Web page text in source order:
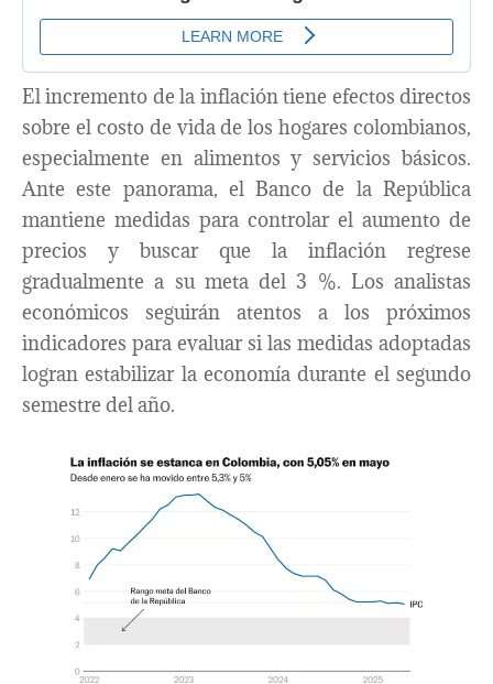
El incremento de la inflación tiene efectos directos
sobre el costo de vida de los hogares colombianos,
especialmente en alimentos y servicios básicos.
Ante este panorama, el Banco de la República
mantiene medidas para controlar el aumento de
precios y buscar que la inflación regrese
gradualmente a su meta del 3 %. Los analistas
económicos seguirán atentos a los próximos
indicadores para evaluar si las medidas adoptadas
logran estabilizar la economía durante el segundo
semestre del año.